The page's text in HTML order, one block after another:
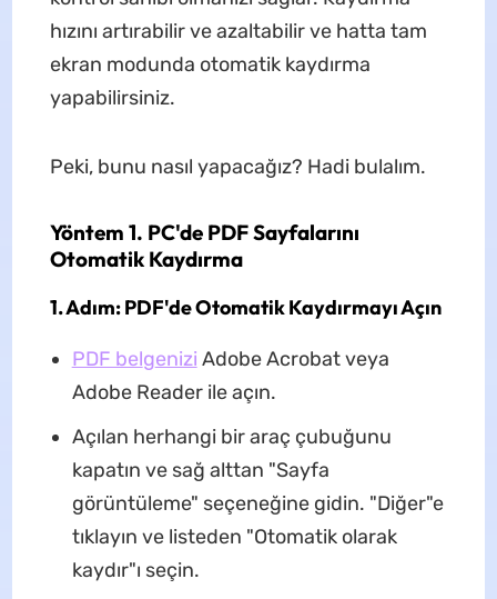
hızını artırabilir ve azaltabilir ve hatta tam
ekran modunda otomatik kaydırma
yapabilirsiniz.
Peki, bunu nasıl yapacağız? Hadi bulalım.
Yöntem 1. PC'de PDF Sayfalarını
Otomatik Kaydırma
1. Adım: PDF'de Otomatik Kaydırmayı Açın
PDF belgenizi Adobe Acrobat veya
Adobe Reader ile açın.
Açılan herhangi bir araç çubuğunu
kapatın ve sağ alttan "Sayfa
görüntüleme" seçeneğine gidin. "Diğer"e
tıklayın ve listeden "Otomatik olarak
kaydır"ı seçin.